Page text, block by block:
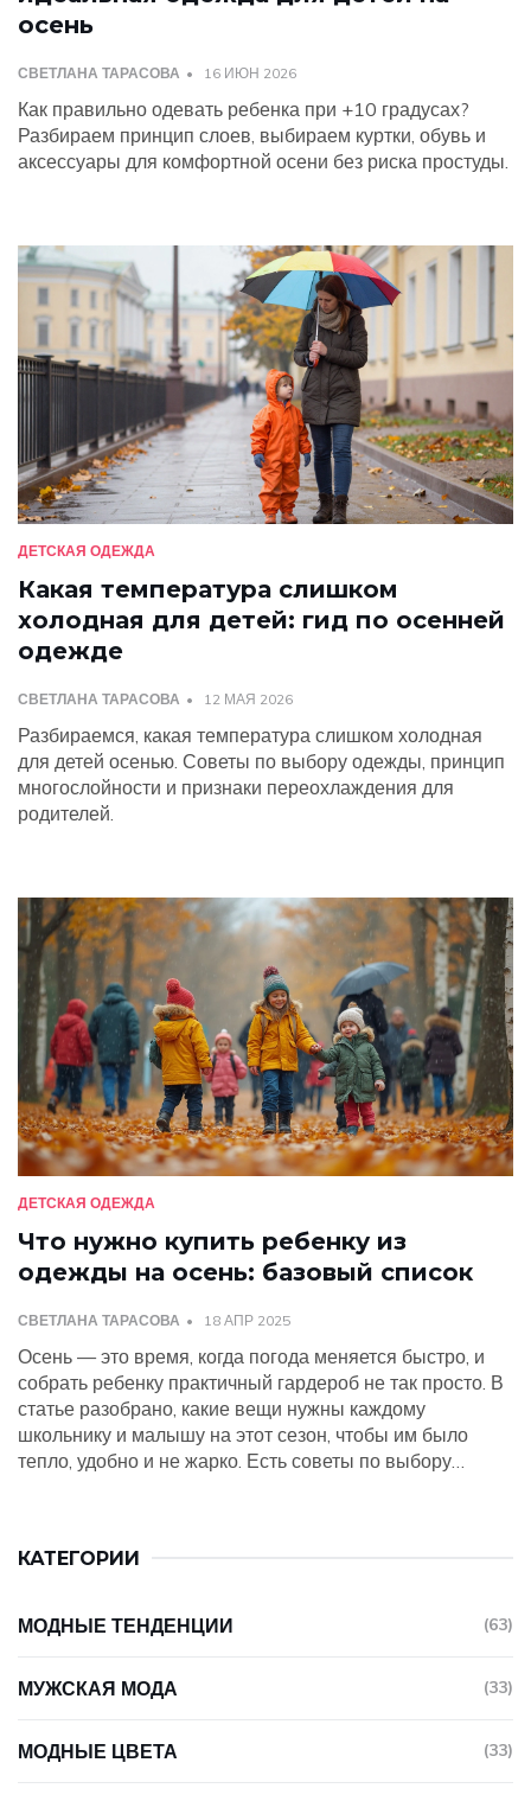
осень
СВЕТЛАНА ТАРАСОВА 16 ИЮН 2026
Как правильно одевать ребенка при +10 градусах?
Разбираем принцип слоев, выбираем куртки, обувь и
аксессуары для комфортной осени без риска простуды.
ДЕТСКАЯ ОДЕЖДА
Какая температура слишком
холодная для детей: гид по осенней
одежде
СВЕТЛАНА ТАРАСОВА 12 МАЯ 2026
Разбираемся, какая температура слишком холодная
для детей осенью. Советы по выбору одежды, принцип
многослойности и признаки переохлаждения для
родителей.
ДЕТСКАЯ ОДЕЖДА
Что нужно купить ребенку из
одежды на осень: базовый список
СВЕТЛАНА ТАРАСОВА 18 АПР 2025
Осень — это время, когда погода меняется быстро, и
собрать ребенку практичный гардероб не так просто. В
статье разобрано, какие вещи нужны каждому
школьнику и малышу на этот сезон, чтобы им было
тепло, удобно и не жарко. Есть советы по выбору
вещи, чтобы не переплачивать. Приведём список must-
покупки.
КАТЕГОРИИ
МОДНЫЕ ТЕНДЕНЦИИ (63)
МУЖСКАЯ МОДА (33)
МОДНЫЕ ЦВЕТА (33)